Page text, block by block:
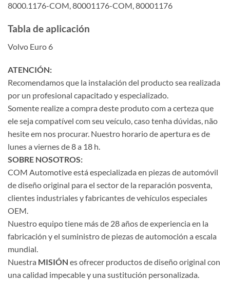
8000.1176-COM, 80001176-COM, 80001176
Tabla de aplicación
Volvo Euro 6
ATENCIÓN:
Recomendamos que la instalación del producto sea realizada
por un profesional capacitado y especializado.
Somente realize a compra deste produto com a certeza que
ele seja compatível com seu veículo, caso tenha dúvidas, não
hesite em nos procurar. Nuestro horario de apertura es de
lunes a viernes de 8 a 18 h.
SOBRE NOSOTROS:
COM Automotive está especializada en piezas de automóvil
de diseño original para el sector de la reparación posventa,
clientes industriales y fabricantes de vehículos especiales
OEM.
Nuestro equipo tiene más de 28 años de experiencia en la
fabricación y el suministro de piezas de automoción a escala
mundial.
Nuestra MISIÓN es ofrecer productos de diseño original con
una calidad impecable y una sustitución personalizada.